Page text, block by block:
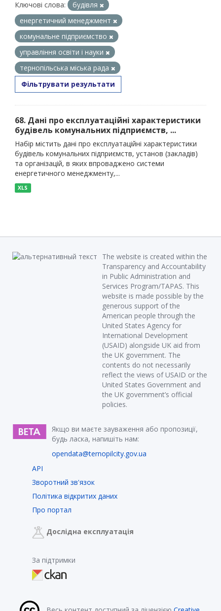
Ключові слова:
будівля
енергетичний менеджмент
комунальне підприємство
управління освіти і науки
тернопільська міська рада
Фільтрувати результати
68. Дані про експлуатаційні характеристики
будівель комунальних підприємств, ...
Набір містить дані про експлуатаційні характеристики
будівель комунальних підприємств, установ (закладів)
та організацій, в яких впроваджено системи
енергетичного менеджменту,...
XLS
The website is created within the
Transparency and Accountability
in Public Administration and
Services Program/TAPAS. This
website is made possible by the
generous support of the
American people through the
United States Agency for
International Development
(USAID) alongside UK aid from
the UK government. The
contents do not necessarily
reflect the views of USAID or the
United States Government and
the UK government’s official
policies.
Якщо ви маєте зауваження або пропозиції,
будь ласка, напишіть нам:
opendata@ternopilcity.gov.ua
API
Зворотний зв'язок
Політика відкритих даних
Про портал
Дослідна експлуатація
За підтримки